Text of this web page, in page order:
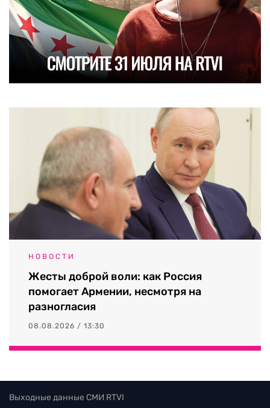
НОВОСТИ
Жесты доброй воли: как Россия
помогает Армении, несмотря на
разногласия
08.08.2026 / 13:30
Выходные данные СМИ RTVI